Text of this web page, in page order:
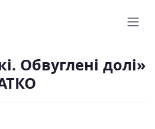
Обвуглені долі»